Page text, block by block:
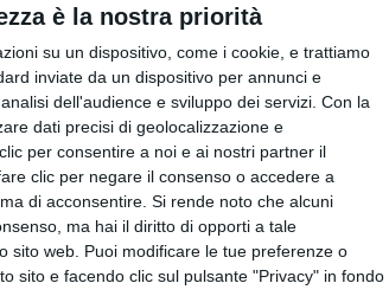
è la nostra priorità
su un dispositivo, come i cookie, e trattiamo
inviate da un dispositivo per annunci e
dell'audience e sviluppo dei servizi. Con la
dati precisi di geolocalizzazione e
per consentire a noi e ai nostri partner il
clic per negare il consenso o accedere a
di acconsentire. Si rende noto che alcuni
ma hai il diritto di opporti a tale
sito web. Puoi modificare le tue preferenze o
sito e facendo clic sul pulsante "Privacy" in fondo
e personali
e la
del
Milano, allerta
gialla per
temporali: rischio
grandine dalla
serata
August 07, 2026